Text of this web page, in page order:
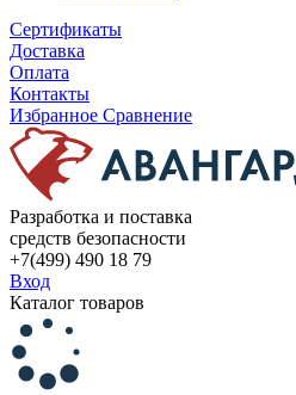
Сертификаты
Доставка
Оплата
Контакты
Избранное Сравнение
Разработка и поставка
средств безопасности
+7(499) 490 18 79
Вход
Каталог товаров